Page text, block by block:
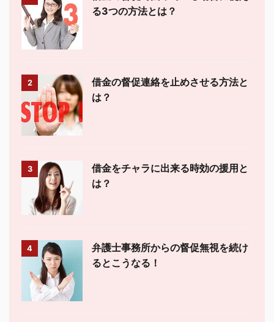
る3つの方法とは？
2
借金の督促連絡を止めさせる方法と
は？
3
借金をチャラに出来る時効の援用と
は？
4
弁護士事務所からの督促無視を続け
るとこうなる！